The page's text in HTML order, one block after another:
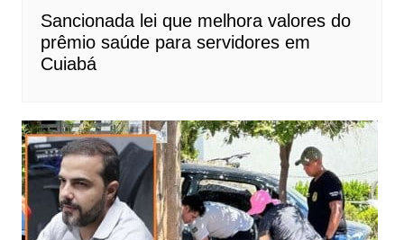
Sancionada lei que melhora valores do
prêmio saúde para servidores em
Cuiabá